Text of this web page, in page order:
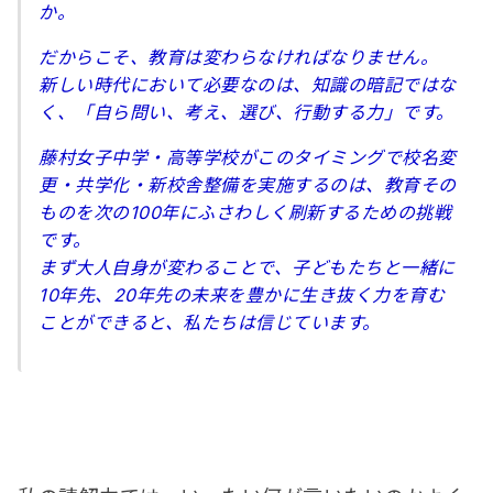
か。
だからこそ、教育は変わらなければなりません。
新しい時代において必要なのは、知識の暗記ではな
く、「自ら問い、考え、選び、行動する力」です。
藤村女子中学・高等学校がこのタイミングで校名変
更・共学化・新校舎整備を実施するのは、教育その
ものを次の100年にふさわしく刷新するための挑戦
です。
まず大人自身が変わることで、子どもたちと一緒に
10年先、20年先の未来を豊かに生き抜く力を育む
ことができると、私たちは信じています。